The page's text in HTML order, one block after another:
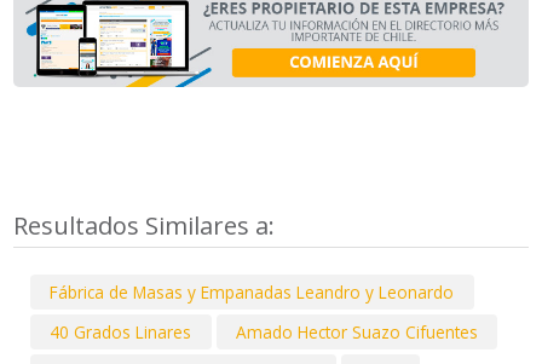
Resultados Similares a:
Fábrica de Masas y Empanadas Leandro y Leonardo
40 Grados Linares
Amado Hector Suazo Cifuentes